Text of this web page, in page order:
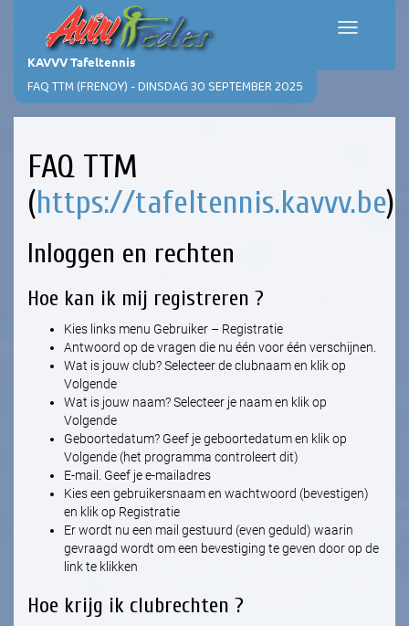
Toggle
KAVVV Tafeltennis
FAQ TTM (FRENOY) - DINSDAG 30 SEPTEMBER 2025
FAQ TTM
(https://tafeltennis.kavvv.be)
Inloggen en rechten
Hoe kan ik mij registreren ?
Kies links menu Gebruiker – Registratie
Antwoord op de vragen die nu één voor één verschijnen.
Wat is jouw club? Selecteer de clubnaam en klik op
Volgende
Wat is jouw naam? Selecteer je naam en klik op
Volgende
Geboortedatum? Geef je geboortedatum en klik op
Volgende (het programma controleert dit)
E-mail. Geef je e-mailadres
Kies een gebruikersnaam en wachtwoord (bevestigen)
en klik op Registratie
Er wordt nu een mail gestuurd (even geduld) waarin
gevraagd wordt om een bevestiging te geven door op de
link te klikken
Hoe krijg ik clubrechten ?